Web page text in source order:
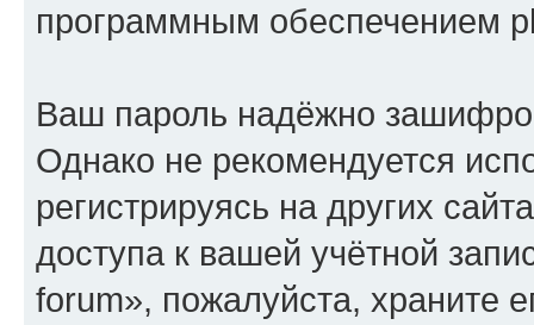
программным обеспечением
Ваш пароль надёжно
Однако не рекомендуется
регистрируясь на других
доступа к вашей учётной
forum», пожалуйста, храните